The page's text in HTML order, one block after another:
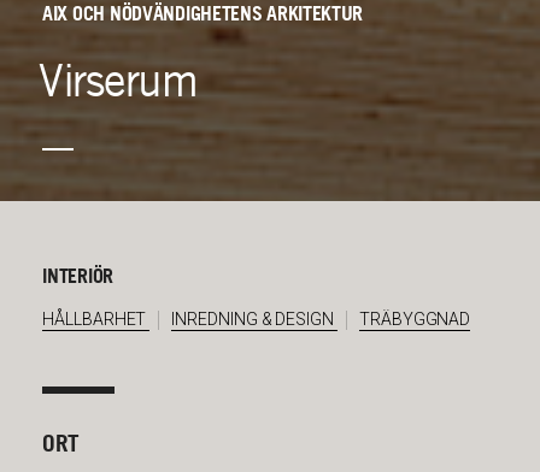
AIX OCH NÖDVÄNDIGHETENS ARKITEKTUR
Virserum
INTERIÖR
HÅLLBARHET INREDNING & DESIGN TRÄBYGGNAD
ORT